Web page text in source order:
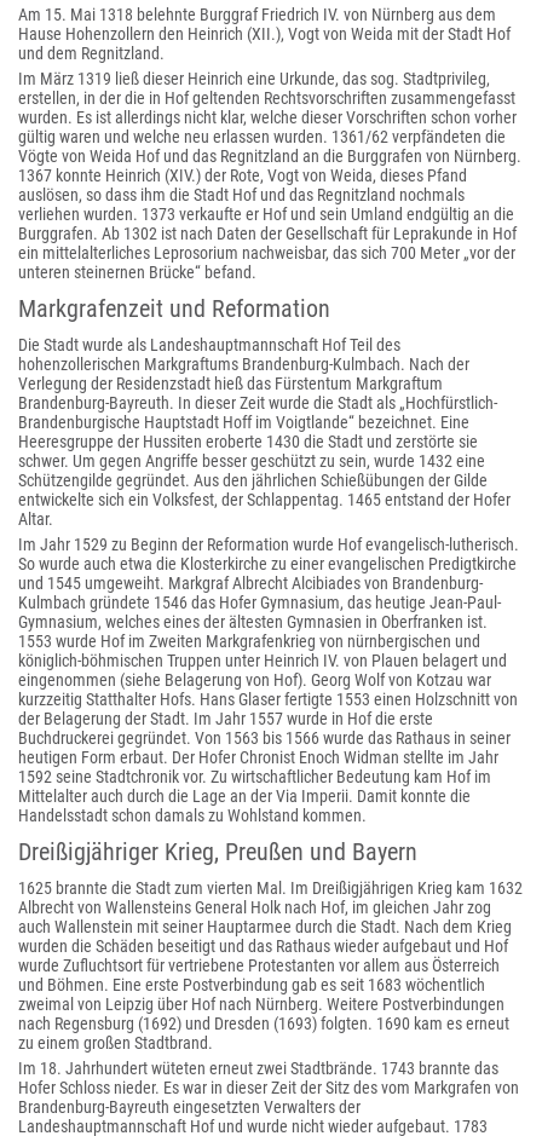
Am 15. Mai 1318 belehnte Burggraf Friedrich IV. von Nürnberg aus dem
Hause Hohenzollern den Heinrich (XII.), Vogt von Weida mit der Stadt Hof
und dem Regnitzland.
Im März 1319 ließ dieser Heinrich eine Urkunde, das sog. Stadtprivileg,
erstellen, in der die in Hof geltenden Rechtsvorschriften zusammengefasst
wurden. Es ist allerdings nicht klar, welche dieser Vorschriften schon vorher
gültig waren und welche neu erlassen wurden. 1361/62 verpfändeten die
Vögte von Weida Hof und das Regnitzland an die Burggrafen von Nürnberg.
1367 konnte Heinrich (XIV.) der Rote, Vogt von Weida, dieses Pfand
auslösen, so dass ihm die Stadt Hof und das Regnitzland nochmals
verliehen wurden. 1373 verkaufte er Hof und sein Umland endgültig an die
Burggrafen. Ab 1302 ist nach Daten der Gesellschaft für Leprakunde in Hof
ein mittelalterliches Leprosorium nachweisbar, das sich 700 Meter „vor der
unteren steinernen Brücke“ befand.
Markgrafenzeit und Reformation
Die Stadt wurde als Landeshauptmannschaft Hof Teil des
hohenzollerischen Markgraftums Brandenburg-Kulmbach. Nach der
Verlegung der Residenzstadt hieß das Fürstentum Markgraftum
Brandenburg-Bayreuth. In dieser Zeit wurde die Stadt als „Hochfürstlich-
Brandenburgische Hauptstadt Hoff im Voigtlande“ bezeichnet. Eine
Heeresgruppe der Hussiten eroberte 1430 die Stadt und zerstörte sie
schwer. Um gegen Angriffe besser geschützt zu sein, wurde 1432 eine
Schützengilde gegründet. Aus den jährlichen Schießübungen der Gilde
entwickelte sich ein Volksfest, der Schlappentag. 1465 entstand der Hofer
Altar.
Im Jahr 1529 zu Beginn der Reformation wurde Hof evangelisch-lutherisch.
So wurde auch etwa die Klosterkirche zu einer evangelischen Predigtkirche
und 1545 umgeweiht. Markgraf Albrecht Alcibiades von Brandenburg-
Kulmbach gründete 1546 das Hofer Gymnasium, das heutige Jean-Paul-
Gymnasium, welches eines der ältesten Gymnasien in Oberfranken ist.
1553 wurde Hof im Zweiten Markgrafenkrieg von nürnbergischen und
königlich-böhmischen Truppen unter Heinrich IV. von Plauen belagert und
eingenommen (siehe Belagerung von Hof). Georg Wolf von Kotzau war
kurzzeitig Statthalter Hofs. Hans Glaser fertigte 1553 einen Holzschnitt von
der Belagerung der Stadt. Im Jahr 1557 wurde in Hof die erste
Buchdruckerei gegründet. Von 1563 bis 1566 wurde das Rathaus in seiner
heutigen Form erbaut. Der Hofer Chronist Enoch Widman stellte im Jahr
1592 seine Stadtchronik vor. Zu wirtschaftlicher Bedeutung kam Hof im
Mittelalter auch durch die Lage an der Via Imperii. Damit konnte die
Handelsstadt schon damals zu Wohlstand kommen.
Dreißigjähriger Krieg, Preußen und Bayern
1625 brannte die Stadt zum vierten Mal. Im Dreißigjährigen Krieg kam 1632
Albrecht von Wallensteins General Holk nach Hof, im gleichen Jahr zog
auch Wallenstein mit seiner Hauptarmee durch die Stadt. Nach dem Krieg
wurden die Schäden beseitigt und das Rathaus wieder aufgebaut und Hof
wurde Zufluchtsort für vertriebene Protestanten vor allem aus Österreich
und Böhmen. Eine erste Postverbindung gab es seit 1683 wöchentlich
zweimal von Leipzig über Hof nach Nürnberg. Weitere Postverbindungen
nach Regensburg (1692) und Dresden (1693) folgten. 1690 kam es erneut
zu einem großen Stadtbrand.
Im 18. Jahrhundert wüteten erneut zwei Stadtbrände. 1743 brannte das
Hofer Schloss nieder. Es war in dieser Zeit der Sitz des vom Markgrafen von
Brandenburg-Bayreuth eingesetzten Verwalters der
Landeshauptmannschaft Hof und wurde nicht wieder aufgebaut. 1783